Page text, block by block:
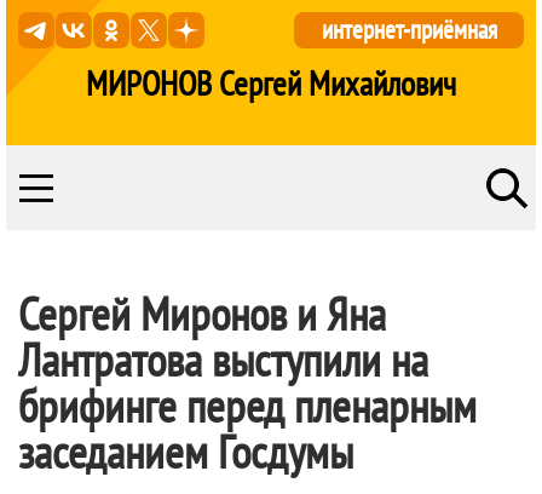
МИРОНОВ Сергей Михайлович
интернет-приёмная
Сергей Миронов и Яна
Лантратова выступили на
брифинге перед пленарным
заседанием Госдумы